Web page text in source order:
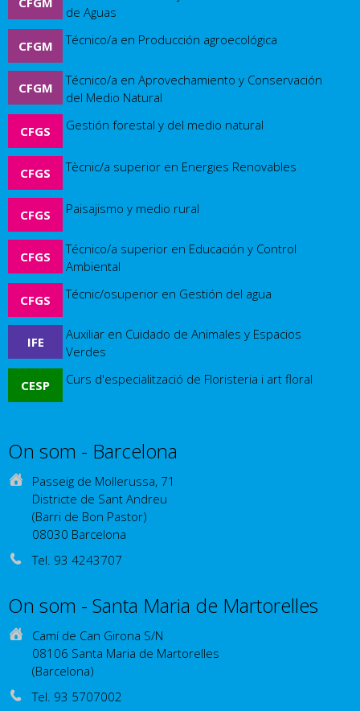
de Aguas
CFGM Técnico/a en Producción agroecológica
CFGM
Técnico/a en Aprovechamiento y Conservación
del Medio Natural
CFGS Gestión forestal y del medio natural
CFGS Tècnic/a superior en Energies Renovables
CFGS Paisajismo y medio rural
CFGS
Técnico/a superior en Educación y Control
Ambiental
CFGS Técnic/osuperior en Gestión del agua
IFE
Auxiliar en Cuidado de Animales y Espacios
Verdes
CESP Curs d'especialització de Floristeria i art floral
On som - Barcelona
Passeig de Mollerussa, 71
Districte de Sant Andreu
(Barri de Bon Pastor)
08030 Barcelona
Tel. 93 4243707
On som - Santa Maria de Martorelles
Camí de Can Girona S/N
08106 Santa Maria de Martorelles
(Barcelona)
Tel. 93 5707002